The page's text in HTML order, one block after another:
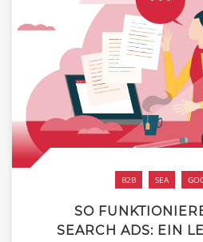
B2B SEA
SO
SEARCH ADS: EIN